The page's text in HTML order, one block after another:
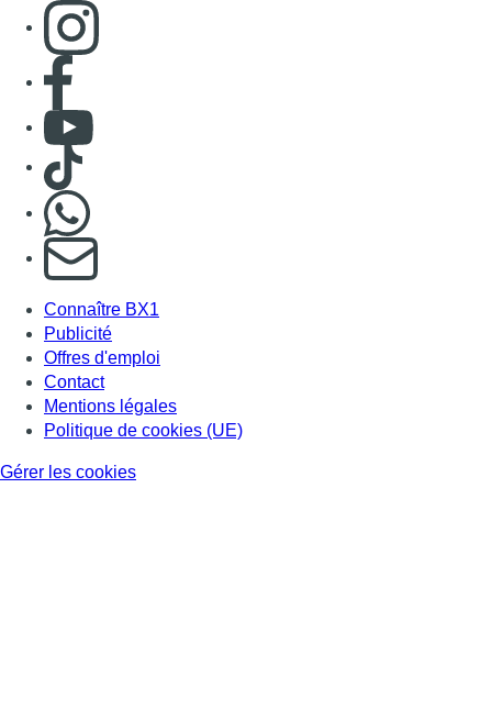
Consulter page Instagram
Consulter page Facebook
Consulter Youtube
Consulter TikTok
S'abonner à notre newsletter
Connaître BX1
Publicité
Offres d'emploi
Contact
Mentions légales
Politique de cookies (UE)
Gérer les cookies